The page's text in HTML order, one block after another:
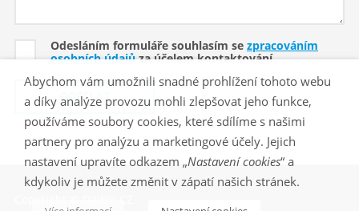
Odesláním formuláře souhlasím se zpracováním
osobních údajůza účelem kontaktování.
Abychom vám umožnili snadné prohlížení tohoto webu
a díky analýze provozu mohli zlepšovat jeho funkce,
používáme soubory cookies, které sdílíme s našimi
partnery pro analýzu a marketingové účely. Jejich
nastavení upravíte odkazem „Nastavení cookies“ a
kdykoliv je můžete změnit v zápatí našich stránek.